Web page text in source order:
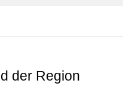
der Region